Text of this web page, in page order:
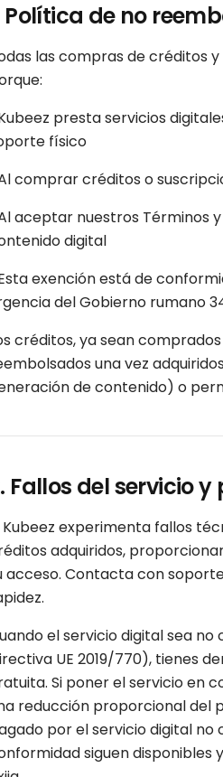
Política de no
las compras de créditos
presta servicios
físico
comprar créditos o
aceptar nuestros Términos
digital
exención está de
del Gobierno rumano
créditos, ya sean
una vez
de contenido) o
Fallos del servicio
Kubeez experimenta fallos
adquiridos,
acceso. Contacta con
el servicio digital sea
UE 2019/770), tienes
Si poner el servicio en
reducción proporcional del
por el servicio digital
siguen disponibles